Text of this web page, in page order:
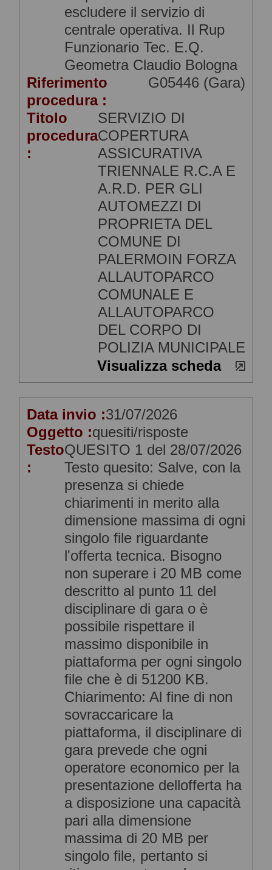
escludere il servizio di
centrale operativa. Il Rup
Funzionario Tec. E.Q.
Geometra Claudio Bologna
Riferimento
procedura :
G05446 (Gara)
Titolo
procedura
:
SERVIZIO DI
COPERTURA
ASSICURATIVA
TRIENNALE R.C.A E
A.R.D. PER GLI
AUTOMEZZI DI
PROPRIETA DEL
COMUNE DI
PALERMOIN FORZA
ALLAUTOPARCO
COMUNALE E
ALLAUTOPARCO
DEL CORPO DI
POLIZIA MUNICIPALE
Visualizza scheda
Data invio :31/07/2026
Oggetto :quesiti/risposte
Testo
:
QUESITO 1 del 28/07/2026
Testo quesito: Salve, con la
presenza si chiede
chiarimenti in merito alla
dimensione massima di ogni
singolo file riguardante
l'offerta tecnica. Bisogno
non superare i 20 MB come
descritto al punto 11 del
disciplinare di gara o è
possibile rispettare il
massimo disponibile in
piattaforma per ogni singolo
file che è di 51200 KB.
Chiarimento: Al fine di non
sovraccaricare la
piattaforma, il disciplinare di
gara prevede che ogni
operatore economico per la
presentazione dellofferta ha
a disposizione una capacità
pari alla dimensione
massima di 20 MB per
singolo file, pertanto si